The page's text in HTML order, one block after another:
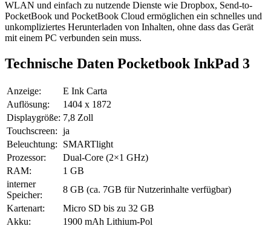
WLAN und einfach zu nutzende Dienste wie Dropbox, Send-to-
PocketBook und PocketBook Cloud ermöglichen ein schnelles und
unkompliziertes Herunterladen von Inhalten, ohne dass das Gerät
mit einem PC verbunden sein muss.
Technische Daten Pocketbook InkPad 3
Anzeige:
E Ink Carta
Auflösung:
1404 x 1872
Displaygröße: 7,8 Zoll
Touchscreen: ja
Beleuchtung:
SMARTlight
Prozessor:
Dual-Core (2×1 GHz)
RAM:
1 GB
interner
Speicher:
8 GB (ca. 7GB für Nutzerinhalte verfügbar)
Kartenart:
Micro SD bis zu 32 GB
Akku:
1900 mAh Lithium-Pol